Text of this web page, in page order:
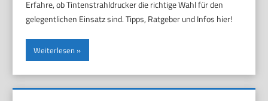
Erfahre, ob Tintenstrahldrucker die richtige Wahl für den
gelegentlichen Einsatz sind. Tipps, Ratgeber und Infos hier!
Weiterlesen